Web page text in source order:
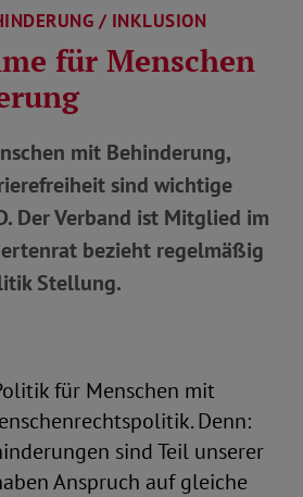
/ INKLUSION
für Menschen
mit Behinderung,
sind wichtige
Der Verband ist Mitglied im
bezieht regelmäßig
Stellung.
für Menschen mit
Denn:
sind Teil unserer
Anspruch auf gleiche